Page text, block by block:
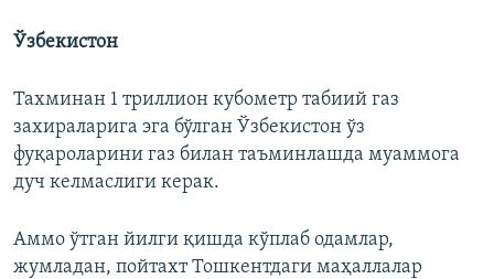
Ўзбекистон
Тахминан 1 триллион кубометр табиий газ
захираларига эга бўлган Ўзбекистон ўз
фуқароларини газ билан таъминлашда муаммога
дуч келмаслиги керак.
Аммо ўтган йилги қишда кўплаб одамлар,
жумладан, пойтахт Тошкентдаги маҳаллалар